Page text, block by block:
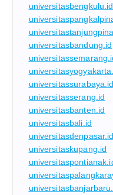
universitasbengkulu.id
universitasbandung.id
universitassurabaya.id
universitasserang.id
universitasbanten.id
universitasbali.id
universitasdenpasar.id
universitaskupang.id